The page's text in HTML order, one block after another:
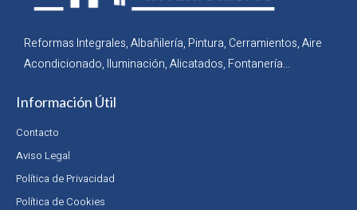
Reformas Integrales, Albañilería, Pintura, Cerramientos, Aire
Acondicionado, Iluminación, Alicatados, Fontanería…
Información Útil
Contacto
Aviso Legal
Política de Privacidad
Política de Cookies